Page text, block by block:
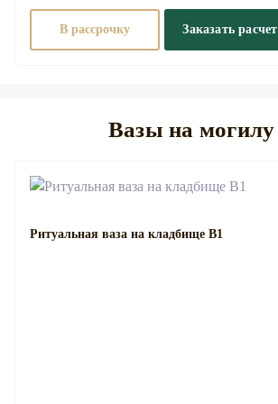
В рассрочку Заказать расчет
Вазы на могилу
Ритуальная ваза на кладбище В1